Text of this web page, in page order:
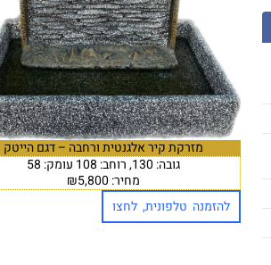
מזרקת קיר אלגנטית ורחבה – דגם הייטק
גובה: 130, רוחב: 108 עומק: 58
מחיר: ₪5,800
להזמנה טלפונית, לחצו